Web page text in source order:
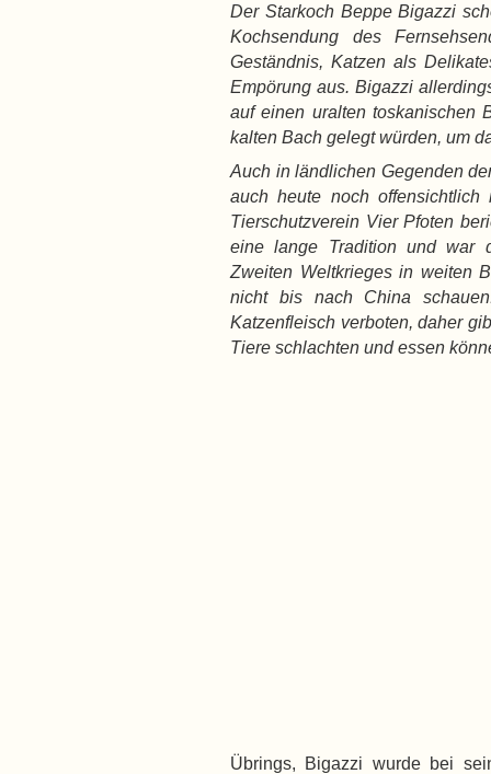
Der Starkoch Beppe Bigazzi
Kochsendung des
Geständnis, Katzen als
Empörung aus. Bigazzi
auf einen uralten toskanischen
kalten Bach gelegt würden, um
Auch in ländlichen Gegenden
auch heute noch
Tierschutzverein Vier Pfoten
eine lange Tradition und war
Zweiten Weltkrieges in weiten
nicht bis nach China
Katzenfleisch verboten, daher
Tiere schlachten und essen
Übrings, Bigazzi wurde bei